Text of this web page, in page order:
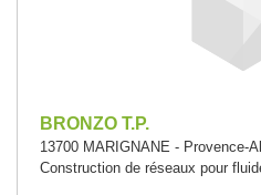
BRONZO T.P.
13700 MARIGNANE - Provence-
Construction de réseaux pour